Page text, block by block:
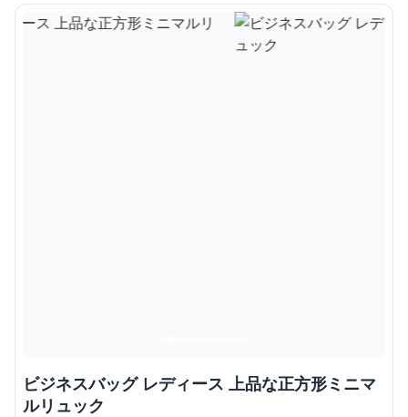
ビジネスバッグ レディース 上品な正方形ミニマ
ルリュック